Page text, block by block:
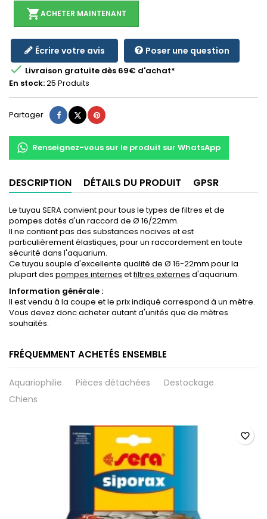
shopping_cartACHETER MAINTENANT
Écrire votre avis Poser une question
 Livraison gratuite dès 69€ d'achat*
En stock:25 Produits
Partager Partager
TweetPinterest
Renseignez-vous sur le produit sur WhatsApp
DESCRIPTION DÉTAILS DU PRODUIT GPSR
Le tuyau SERA convient pour tous le types de filtres et de
pompes dotés d'un raccord de Ø 16/22mm.
Il ne contient pas des substances nocives et est
particulièrement élastiques, pour un raccordement en toute
sécurité dans l'aquarium.
Ce tuyau souple d'excellente qualité de Ø 16-22mm pour la
plupart des pompes internes etfiltres externes d'aquarium.
Information générale :
Il est vendu à la coupe et le prix indiqué correspond à un mètre.
Vous devez donc acheter autant d'unités que de mètres
souhaités.
FRÉQUEMMENT ACHETÉS ENSEMBLE
Aquariophilie Pièces détachées
Destockage
Chiens
favorite_border